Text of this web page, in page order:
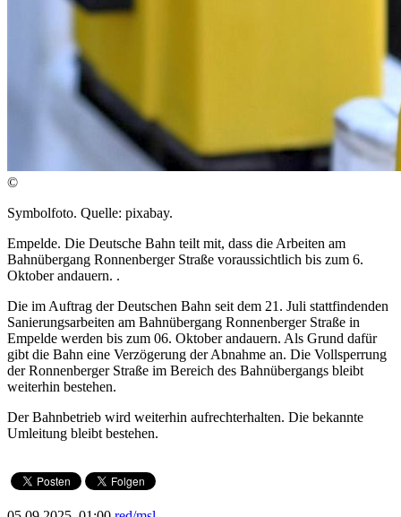
©
Symbolfoto. Quelle: pixabay.
Empelde. Die Deutsche Bahn teilt mit, dass die Arbeiten am
Bahnübergang Ronnenberger Straße voraussichtlich bis zum 6.
Oktober andauern. .
Die im Auftrag der Deutschen Bahn seit dem 21. Juli stattfindenden
Sanierungsarbeiten am Bahnübergang Ronnenberger Straße in
Empelde werden bis zum 06. Oktober andauern. Als Grund dafür
gibt die Bahn eine Verzögerung der Abnahme an. Die Vollsperrung
der Ronnenberger Straße im Bereich des Bahnübergangs bleibt
weiterhin bestehen.
Der Bahnbetrieb wird weiterhin aufrechterhalten. Die bekannte
Umleitung bleibt bestehen.